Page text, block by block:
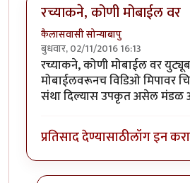
रच्याकने, कोणी मोबाईल वर
कैलासवासी सोन्याबापु
बुधवार, 02/11/2016 16:13
रच्याकने, कोणी मोबाईल वर
मोबाईलवरूनच विडिओ मिपावर
संथा दिल्यास उपकृत असेल
प्रतिसाद देण्यासाठीलॉग इन करा